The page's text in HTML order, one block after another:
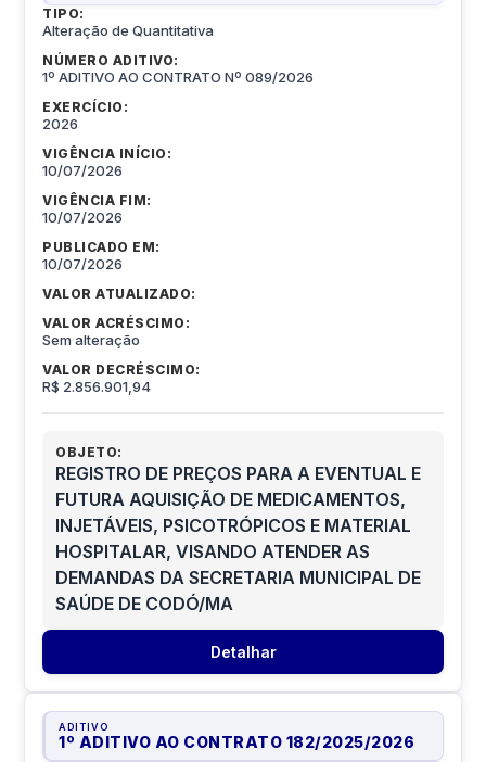
TIPO:
Alteração de Quantitativa
NÚMERO ADITIVO:
1º ADITIVO AO CONTRATO Nº 089/2026
EXERCÍCIO:
2026
VIGÊNCIA INÍCIO:
10/07/2026
VIGÊNCIA FIM:
10/07/2026
PUBLICADO EM:
10/07/2026
VALOR ATUALIZADO:
VALOR ACRÉSCIMO:
Sem alteração
VALOR DECRÉSCIMO:
R$ 2.856.901,94
OBJETO:
REGISTRO DE PREÇOS PARA A EVENTUAL E
FUTURA AQUISIÇÃO DE MEDICAMENTOS,
INJETÁVEIS, PSICOTRÓPICOS E MATERIAL
HOSPITALAR, VISANDO ATENDER AS
DEMANDAS DA SECRETARIA MUNICIPAL DE
SAÚDE DE CODÓ/MA
Detalhar
ADITIVO
1º ADITIVO AO CONTRATO 182/2025/2026